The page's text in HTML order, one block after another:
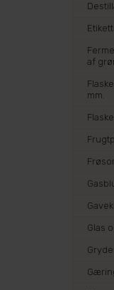
af
mm.
Glas